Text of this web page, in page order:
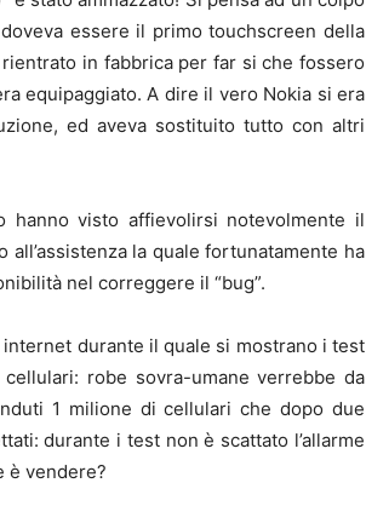
essere il primo touchscreen della
in fabbrica per far si che fossero
equipaggiato. A dire il vero Nokia si era
ed aveva sostituito tutto con altri
visto affievolirsi notevolmente il
la quale fortunatamente ha
nel correggere il “bug”.
durante il quale si mostrano i test
robe sovra-umane verrebbe da
1 milione di cellulari che dopo due
durante i test non è scattato l’allarme
è vendere?